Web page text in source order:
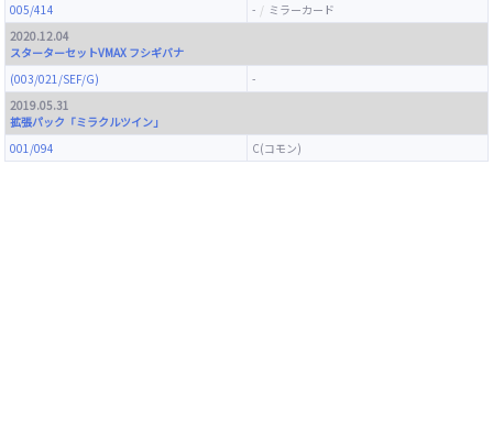
005/414
-
ミラーカード
2020.12.04
スターターセットVMAX フシギバナ
(003/021/SEF/G)
-
2019.05.31
拡張パック「ミラクルツイン」
001/094
C(コモン)